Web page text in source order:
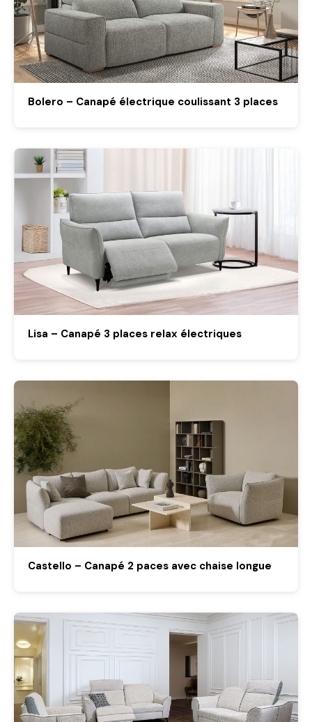
Bolero – Canapé électrique coulissant 3 places
Lisa – Canapé 3 places relax électriques
Castello – Canapé 2 paces avec chaise longue